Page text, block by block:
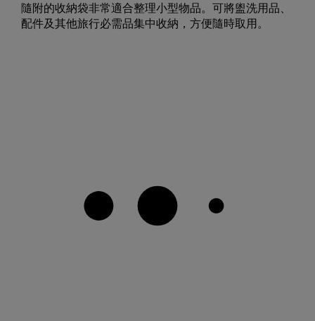
隨附的收納袋非常適合整理小型物品。可將盥洗用品、
配件及其他旅行必需品集中收納，方便隨時取用。